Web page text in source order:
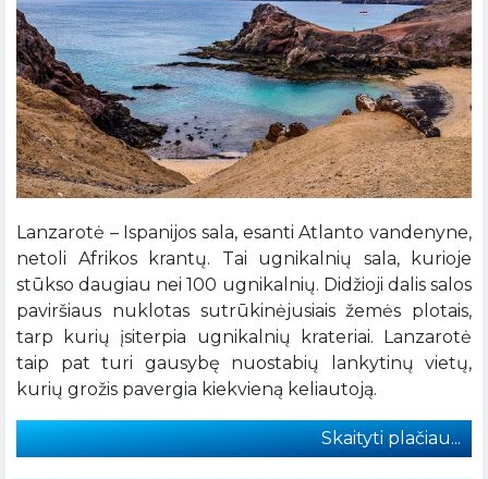
Lanzarotė – Ispanijos sala, esanti Atlanto vandenyne,
netoli Afrikos krantų. Tai ugnikalnių sala, kurioje
stūkso daugiau nei 100 ugnikalnių. Didžioji dalis salos
paviršiaus nuklotas sutrūkinėjusiais žemės plotais,
tarp kurių įsiterpia ugnikalnių krateriai. Lanzarotė
taip pat turi gausybę nuostabių lankytinų vietų,
kurių grožis pavergia kiekvieną keliautoją.
Skaityti plačiau...